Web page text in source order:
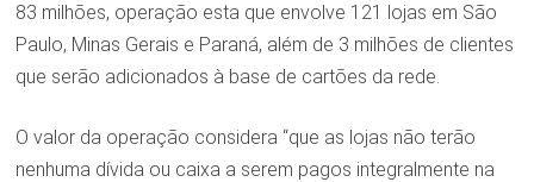
83 milhões, operação esta que envolve 121 lojas em São
Paulo, Minas Gerais e Paraná, além de 3 milhões de clientes
que serão adicionados à base de cartões da rede.
O valor da operação considera “que as lojas não terão
nenhuma dívida ou caixa a serem pagos integralmente na